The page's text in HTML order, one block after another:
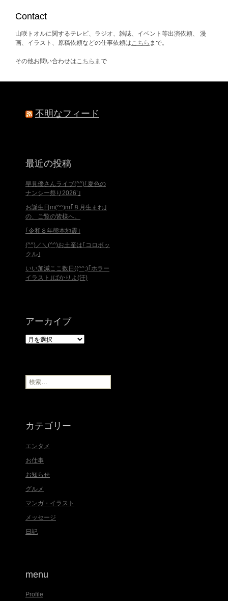
Contact
山咲トオルに関するテレビ、ラジオ、雑誌、イベント等出演依頼、 漫
画、イラスト、原稿依頼などの仕事依頼は こちら まで。
その他お問い合わせは こちら まで
不明なフィード
最近の投稿
早見優さんライブ(^^)｢夏色の
ナンシー祭り2026’｣
お誕生日m(^^)m｢８月生まれ｣
の、ご覧の皆様へ。
｢令和８年熊本地震｣
(^^)／＼(^^)お土産は｢コロボッ
クル｣
いい加減ここ数日((^^;)｢ホラー
イラスト｣ばかりよ(汗)
アーカイブ
ア
ブ
検
索
カテゴリー
エンタメ
お仕事
お知らせ
グルメ
マンガ・イラスト
メッセージ
日記
menu
Profile